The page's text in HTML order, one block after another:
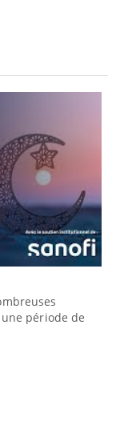
période de
l’accès
innove en
d'un « jumeau